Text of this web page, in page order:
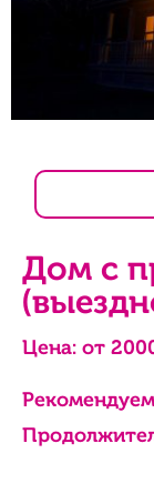
Дом с
Цена: от